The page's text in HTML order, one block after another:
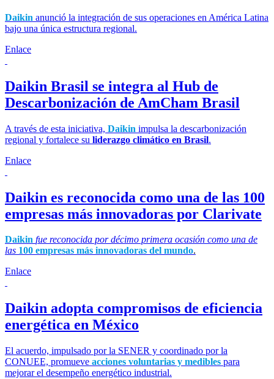
Daikin anunció la integración de sus operaciones en América Latina
bajo una única estructura regional.
Enlace
Daikin Brasil se integra al Hub de
Descarbonización de AmCham Brasil
A través de esta iniciativa, Daikin impulsa la descarbonización
regional y fortalece su liderazgo climático en Brasil.
Enlace
Daikin es reconocida como una de las 100
empresas más innovadoras por Clarivate
Daikin fue reconocida por décimo primera ocasión como una de
las 100 empresas más innovadoras del mundo.
Enlace
Daikin adopta compromisos de eficiencia
energética en México
El acuerdo, impulsado por la SENER y coordinado por la
CONUEE, promueve acciones voluntarias y medibles para
mejorar el desempeño energético industrial.